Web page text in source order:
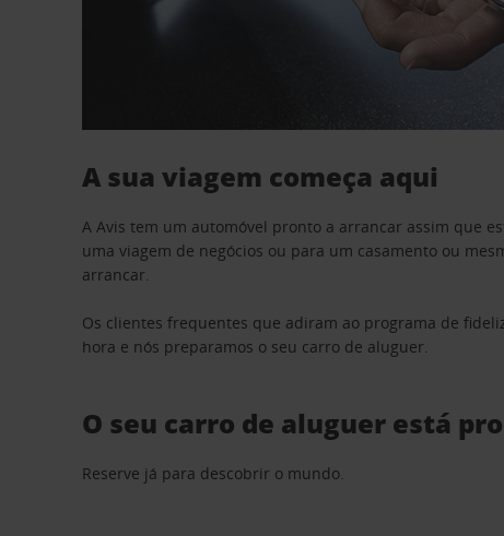
A sua viagem começa aqui
A Avis tem um automóvel pronto a arrancar assim que
uma viagem de negócios ou para um casamento ou
arrancar.
Os clientes frequentes que adiram ao programa de
hora e nós preparamos o seu carro de aluguer.
O seu carro de aluguer está
Reserve já para descobrir o mundo.